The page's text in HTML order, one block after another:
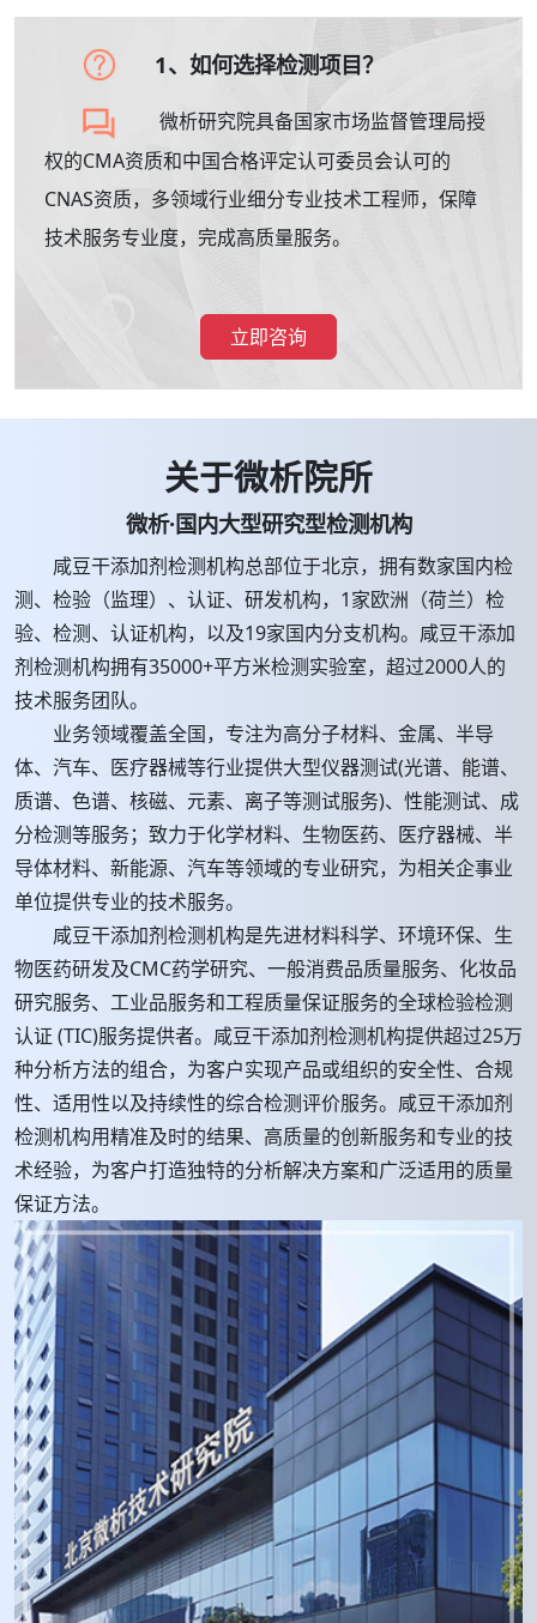
1、如何选择检测项目？
微析研究院具备国家市场监督管理局授
权的CMA资质和中国合格评定认可委员会认可的
CNAS资质，多领域行业细分专业技术工程师，保障
技术服务专业度，完成高质量服务。
立即咨询
关于微析院所
微析·国内大型研究型检测机构
咸豆干添加剂检测机构总部位于北京，拥有数家国内检
测、检验（监理）、认证、研发机构，1家欧洲（荷兰）检
验、检测、认证机构，以及19家国内分支机构。咸豆干添加
剂检测机构拥有35000+平方米检测实验室，超过2000人的
技术服务团队。
业务领域覆盖全国，专注为高分子材料、金属、半导
体、汽车、医疗器械等行业提供大型仪器测试(光谱、能谱、
质谱、色谱、核磁、元素、离子等测试服务)、性能测试、成
分检测等服务；致力于化学材料、生物医药、医疗器械、半
导体材料、新能源、汽车等领域的专业研究，为相关企事业
单位提供专业的技术服务。
咸豆干添加剂检测机构是先进材料科学、环境环保、生
物医药研发及CMC药学研究、一般消费品质量服务、化妆品
研究服务、工业品服务和工程质量保证服务的全球检验检测
认证 (TIC)服务提供者。咸豆干添加剂检测机构提供超过25万
种分析方法的组合，为客户实现产品或组织的安全性、合规
性、适用性以及持续性的综合检测评价服务。咸豆干添加剂
检测机构用精准及时的结果、高质量的创新服务和专业的技
术经验，为客户打造独特的分析解决方案和广泛适用的质量
保证方法。